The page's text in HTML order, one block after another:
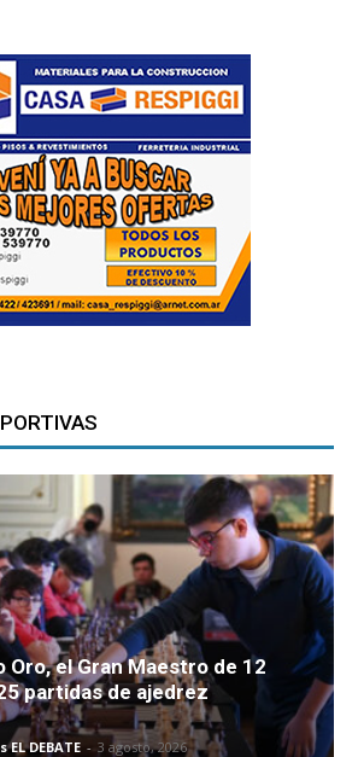
Oro, el Gran Maestro de 12
partidas de ajedrez
EL DEBATE - 3 agosto, 2026